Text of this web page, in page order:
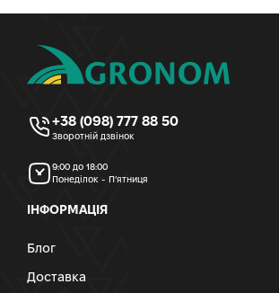
+38 (098) 777 88 50
Зворотній дзвінок
9:00 до 18:00
Понеділок - П’ятниця
ІНФОРМАЦІЯ
Блог
Доставка